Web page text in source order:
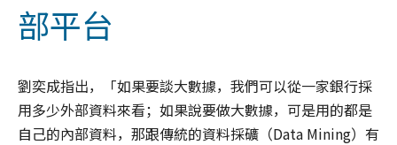
部平台
劉奕成指出，「如果要談大數據，我們可以從一家銀行採
用多少外部資料來看；如果說要做大數據，可是用的都是
自己的內部資料，那跟傳統的資料採礦（Data Mining）有